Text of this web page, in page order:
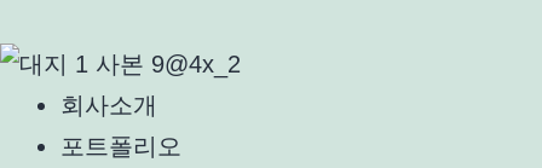
회사소개
포트폴리오